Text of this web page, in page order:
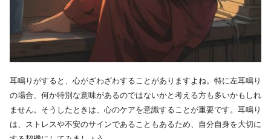
耳鳴りがすると、心がざわざわすることがありますよね。特に左耳鳴り
の場合、何か特別な意味があるのではないかと考える方も多いかもしれ
ません。そうしたときは、心のケアを意識することが重要です。耳鳴り
は、ストレスや不安のサインであることもあるため、自分自身を大切に